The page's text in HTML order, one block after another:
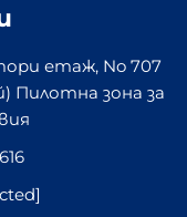
етаж, No 707
Пилотна зона за